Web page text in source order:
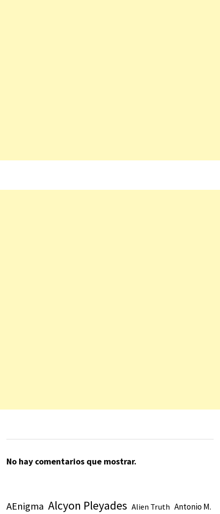
No hay comentarios que mostrar.
AEnigma Alcyon Pleyades Alien Truth Antonio M.